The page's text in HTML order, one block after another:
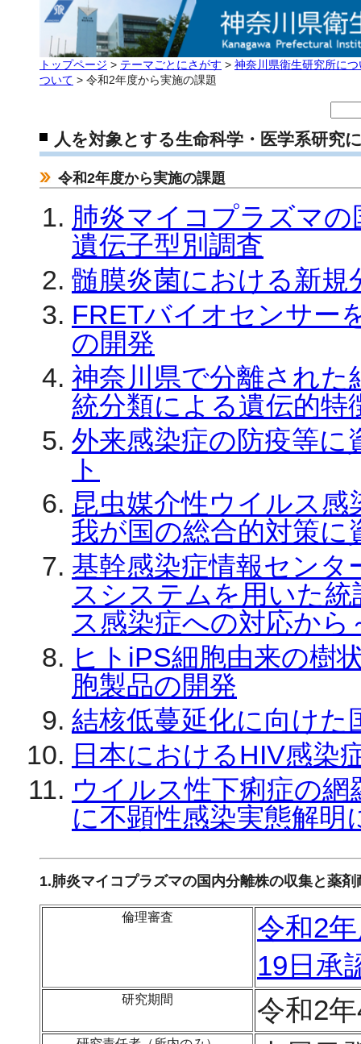
トップページ > テーマごとにさがす > 神奈川県衛生研究所につ
ついて > 令和2年度から実施の課題
人を対象とする生命科学・医学系研究
令和2年度から実施の課題
肺炎マイコプラズマ
遺伝子型別調査
髄膜炎菌における新規
FRETバイオセンサー
の開発
神奈川県で分離された
統分類による遺伝的特
外来感染症の防疫等に
ト
昆虫媒介性ウイルス
我が国の総合的対策に
基幹感染症情報セン
スシステムを用いた
ス感染症への対応から
ヒトiPS細胞由来の樹
胞製品の開発
結核低蔓延化に向けた
日本におけるHIV感染
ウイルス性下痢症の
に不顕性感染実態解明
1.肺炎マイコプラズマの国内分離株の収集と薬
倫理審査
令和2
19日承
研究期間 令和2